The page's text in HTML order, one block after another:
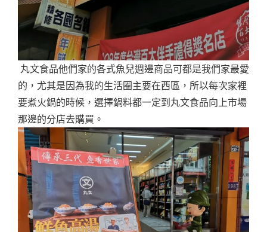
丸文食品他們家的各式魚兒週邊商品可都是我們家最愛
的，尤其是因為我的生活圈主要在西區，所以每次家裡
要煮火鍋的時候，選擇鍋料都一定到丸文食品向上市場
那邊的分店去購買。